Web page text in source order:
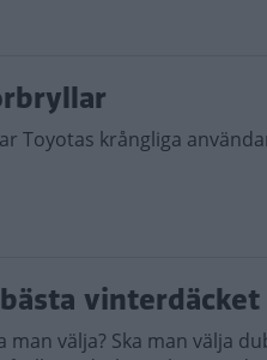
Toyotas krångliga
vinterdäcket
man välja? Ska man välja